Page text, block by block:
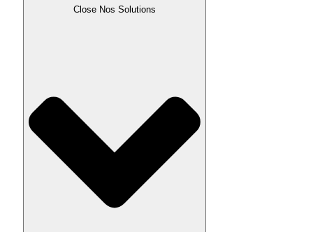
Close Nos Solutions